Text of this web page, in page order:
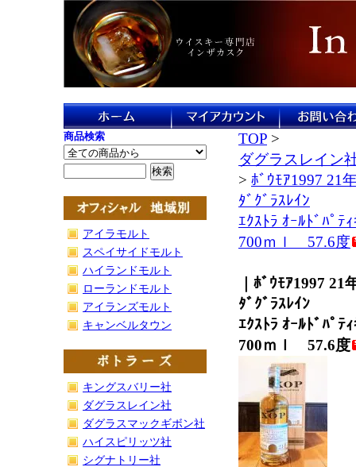
商品検索
アイラモルト
スペイサイドモルト
ハイランドモルト
ローランドモルト
アイランズモルト
キャンベルタウン
キングスバリー社
ダグラスレイン社
ダグラスマックギボン社
ハイスピリッツ社
シグナトリー社
TOP >
ダグラスレイン
> ﾎﾞｳﾓｱ1997 21
ﾀﾞｸﾞﾗｽﾚｲﾝ
ｴｸｽﾄﾗ ｵｰﾙﾄﾞﾊﾟﾃ
700ｍｌ 57.6度
｜ﾎﾞｳﾓｱ1997 21
ﾀﾞｸﾞﾗｽﾚｲﾝ
ｴｸｽﾄﾗ ｵｰﾙﾄﾞﾊﾟﾃ
700ｍｌ 57.6度